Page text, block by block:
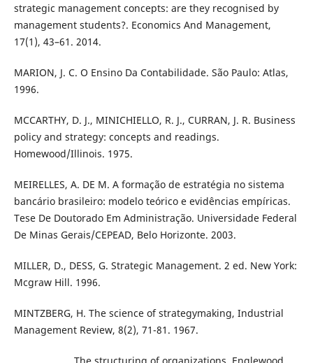
strategic management concepts: are they recognised by
management students?. Economics And Management,
17(1), 43–61. 2014.
MARION, J. C. O Ensino Da Contabilidade. São Paulo: Atlas,
1996.
MCCARTHY, D. J., MINICHIELLO, R. J., CURRAN, J. R. Business
policy and strategy: concepts and readings.
Homewood/Illinois. 1975.
MEIRELLES, A. DE M. A formação de estratégia no sistema
bancário brasileiro: modelo teórico e evidências empíricas.
Tese De Doutorado Em Administração. Universidade Federal
De Minas Gerais/CEPEAD, Belo Horizonte. 2003.
MILLER, D., DESS, G. Strategic Management. 2 ed. New York:
Mcgraw Hill. 1996.
MINTZBERG, H. The science of strategymaking, Industrial
Management Review, 8(2), 71-81. 1967.